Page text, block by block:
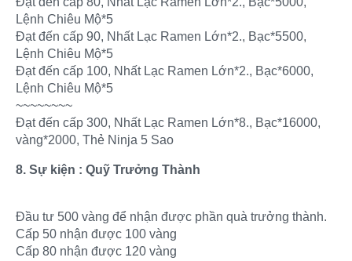
Lệnh Chiêu Mộ*5
Đạt đến cấp 90, Nhất Lạc Ramen Lớn*2., Bạc*5500,
Lệnh Chiêu Mộ*5
Đạt đến cấp 100, Nhất Lạc Ramen Lớn*2., Bạc*6000,
Lệnh Chiêu Mộ*5
~~~~~~~~
Đạt đến cấp 300, Nhất Lạc Ramen Lớn*8., Bạc*16000,
vàng*2000, Thẻ Ninja 5 Sao
8. Sự kiện : Quỹ Trưởng Thành
Đầu tư 500 vàng để nhận được phần quà trưởng thành.
Cấp 50 nhận được 100 vàng
Cấp 80 nhận được 120 vàng